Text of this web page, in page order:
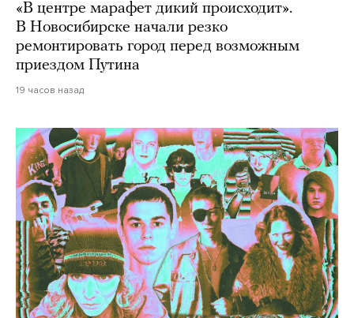
«В центре марафет дикий происходит».
В Новосибирске начали резко
ремонтировать город перед возможным
приездом Путина
19 часов назад